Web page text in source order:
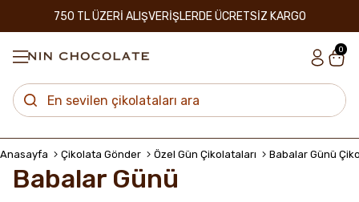
750 TL ÜZERİ ALIŞVERİŞLERDE ÜCRETSİZ KARGO
0
Anasayfa Çikolata Gönder Özel Gün Çikolataları Babalar Günü
Babalar Günü